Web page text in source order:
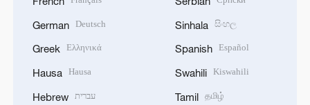
German Deutsch
Greek Ελληνικά
Hausa Hausa
Hebrew עברית
Sinhala සිංහල
Spanish Español
Swahili Kiswahili
Tamil தமிழ்